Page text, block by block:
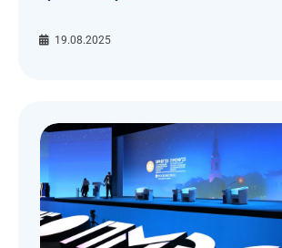
19.08.2025